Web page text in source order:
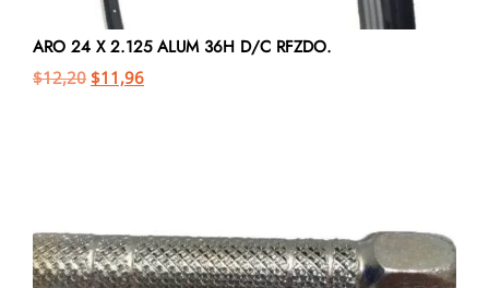
ARO 24 X 2.125 ALUM 36H D/C RFZDO.
$12,20 $11,96